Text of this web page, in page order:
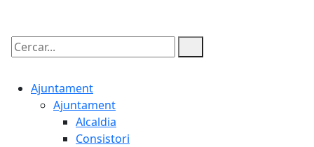
Cercar:
Ajuntament
Ajuntament
Alcaldia
Consistori